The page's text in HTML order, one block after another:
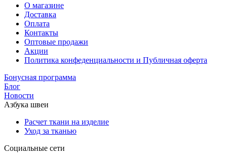
О магазине
Доставка
Оплата
Контакты
Оптовые продажи
Акции
Политика конфеденциальности и Публичная оферта
Бонусная программа
Блог
Новости
Азбука швеи
Расчет ткани на изделие
Уход за тканью
Социальные сети